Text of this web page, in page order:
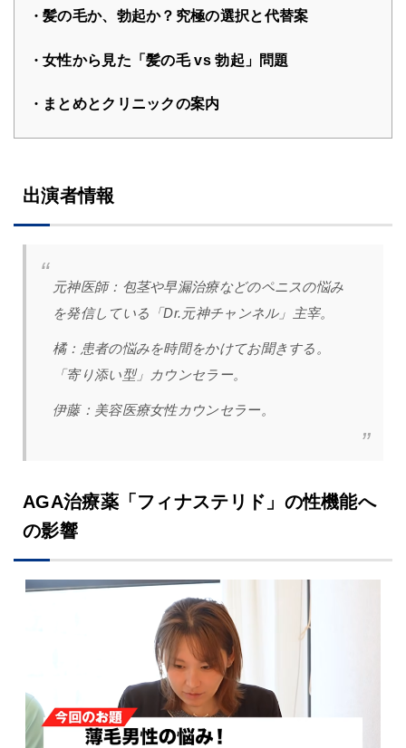
髪の毛か、勃起か？究極の選択と代替案
女性から見た「髪の毛 vs 勃起」問題
まとめとクリニックの案内
出演者情報
元神医師： 包茎や早漏治療などのペニスの悩み
を発信している「Dr.元神チャンネル」主宰。
橘： 患者の悩みを時間をかけてお聞きする。
「寄り添い型」カウンセラー。
伊藤：美容医療女性カウンセラー。
AGA治療薬「フィナステリド」の性機能へ
の影響